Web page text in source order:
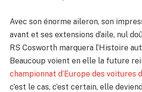
Avec son énorme aileron, son
avant et ses extensions d’aile, nul
RS Cosworth marquera l’Histoire
Beaucoup voient en elle la future
championnat d’Europe des voitures
c’est le cas, c’est certain, elle